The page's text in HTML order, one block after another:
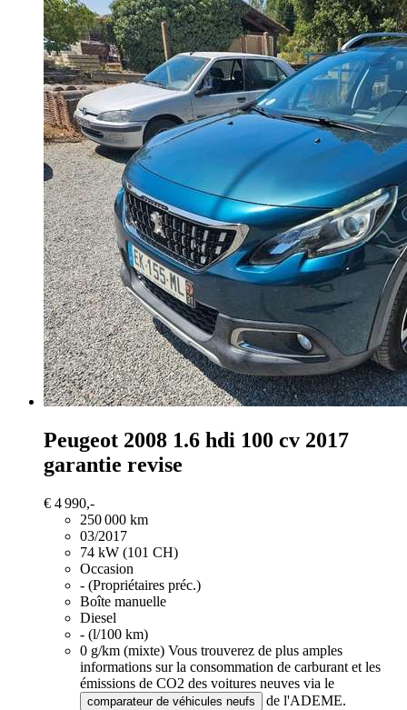
Peugeot 2008 1.6 hdi 100 cv 2017
garantie revise
€ 4 990,-
250 000 km
03/2017
74 kW (101 CH)
Occasion
- (Propriétaires préc.)
Boîte manuelle
Diesel
- (l/100 km)
0 g/km (mixte) Vous trouverez de plus amples
informations sur la consommation de carburant et les
émissions de CO2 des voitures neuves via le
comparateur de véhicules neufs
de l'ADEME.